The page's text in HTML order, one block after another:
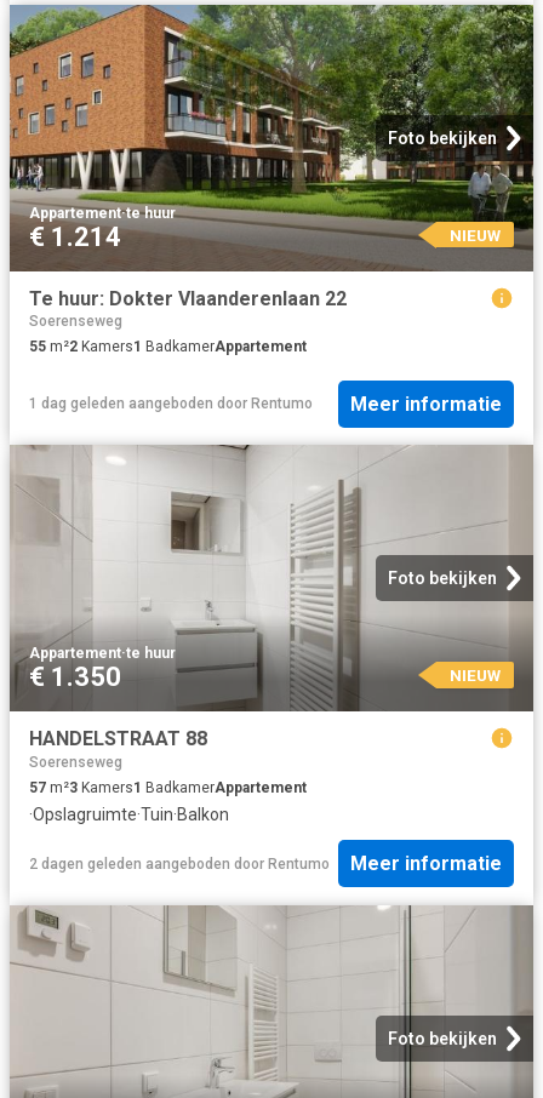
Foto bekijken
Appartement·te huur
€ 1.214 NIEUW
Te huur: Dokter Vlaanderenlaan 22
Soerenseweg
55 m²2 Kamers1 BadkamerAppartement
1 dag geleden aangeboden door Rentumo Meer informatie
Foto bekijken
Appartement·te huur
€ 1.350 NIEUW
HANDELSTRAAT 88
Soerenseweg
57 m²3 Kamers1 BadkamerAppartement
·Opslagruimte·Tuin·Balkon
2 dagen geleden aangeboden door Rentumo Meer informatie
Foto bekijken